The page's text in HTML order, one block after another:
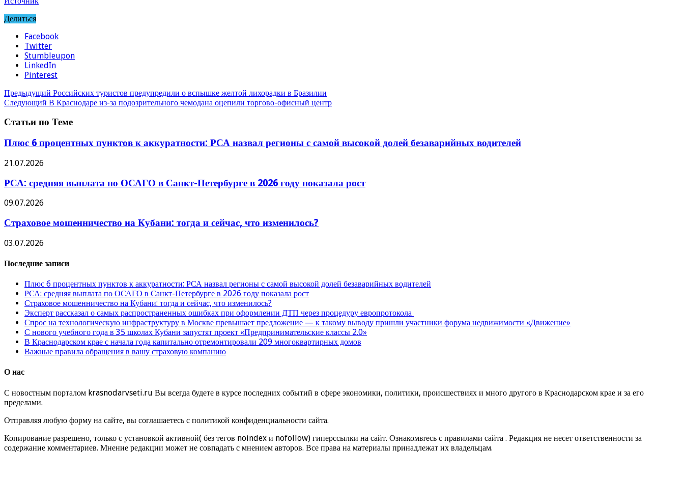
Делиться
Facebook
Twitter
Stumbleupon
LinkedIn
Pinterest
Предыдущий Российских туристов предупредили о вспышке желтой лихорадки в Бразилии
Следующий В Краснодаре из-за подозрительного чемодана оцепили торгово-офисный центр
Статьи по Теме
Плюс 6 процентных пунктов к аккуратности: РСА назвал регионы с самой высокой долей безаварийных водителей
21.07.2026
РСА: средняя выплата по ОСАГО в Санкт-Петербурге в 2026 году показала рост
09.07.2026
Страховое мошенничество на Кубани: тогда и сейчас, что изменилось?
03.07.2026
Последние записи
Плюс 6 процентных пунктов к аккуратности: РСА назвал регионы с самой высокой долей безаварийных водителей
РСА: средняя выплата по ОСАГО в Санкт-Петербурге в 2026 году показала рост
Страховое мошенничество на Кубани: тогда и сейчас, что изменилось?
Эксперт рассказал о самых распространенных ошибках при оформлении ДТП через процедуру европротокола
Спрос на технологическую инфраструктуру в Москве превышает предложение — к такому выводу пришли участники форума недвижимости «Движение»
С нового учебного года в 35 школах Кубани запустят проект «Предпринимательские классы 2.0»
В Краснодарском крае с начала года капитально отремонтировали 209 многоквартирных домов
Важные правила обращения в вашу страховую компанию
О нас
С новостным порталом krasnodarvseti.ru Вы всегда будете в курсе последних событий в сфере экономики, политики, происшествиях и много другого в Краснодарском крае и за его
пределами.
Отправляя любую форму на сайте, вы соглашаетесь с политикой конфиденциальности сайта.
Копирование разрешено, только с установкой активной( без тегов noindex и nofollow) гиперссылки на сайт. Ознакомьтесь с правилами сайта . Редакция не несет ответственности за
содержание комментариев. Мнение редакции может не совпадать с мнением авторов. Все права на материалы принадлежат их владельцам.